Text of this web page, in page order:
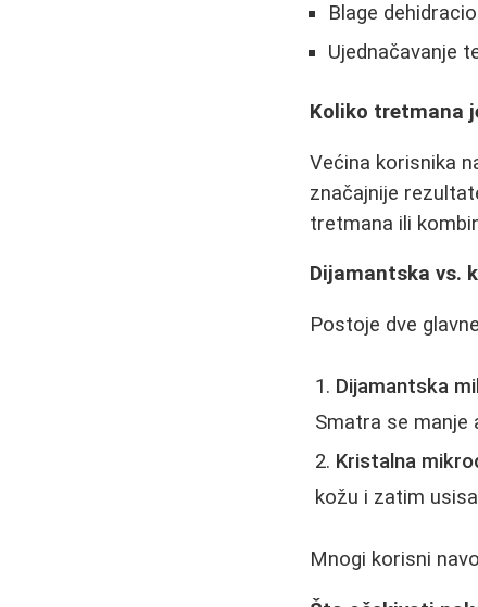
Blage
Ujednačavanje
Koliko tretmana
Većina korisnika
značajnije
tretmana ili
Dijamantska vs.
Postoje dve
Dijamantska
Smatra se manje
Kristalna
kožu i zatim
Mnogi korisni